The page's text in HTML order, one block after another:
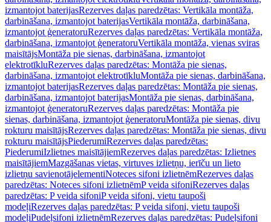
izmantojot baterijasRezerves daļas paredzētas: Vertikāla montāža,
darbināšana, izmantojot baterijasVertikāla montāža, darbināšana,
izmantojot ģeneratoruRezerves daļas paredzētas: Vertikāla montāža,
darbināšana, izmantojot ģeneratoruVertikāla montāža, vienas sviras
maisītājsMontāža pie sienas, darbināšana, izmantojot
elektrotīkluRezerves daļas paredzētas: Montāža pie sienas,
darbināšana, izmantojot elektrotīkluMontāža pie sienas, darbināšana,
izmantojot baterijasRezerves daļas paredzētas: Montāža pie sienas,
darbināšana, izmantojot baterijasMontāža pie sienas, darbināšana,
izmantojot ģeneratoruRezerves daļas paredzētas: Montāža pie
sienas, darbināšana, izmantojot ģeneratoruMontāža pie sienas, divu
rokturu maisītājsRezerves daļas paredzētas: Montāža pie sienas, divu
rokturu maisītājsPiederumiRezerves daļas paredzētas:
PiederumiIzlietnes maisītājiemRezerves daļas paredzētas: Izlietnes
maisītājiemMazgāšanas vietas, virtuves izlietņu, ierīču un lieto
izlietņu savienotājelementiNoteces sifoni izlietnēmRezerves daļas
paredzētas: Noteces sifoni izlietnēmP veida sifoniRezerves daļas
paredzētas: P veida sifoniP veida sifoni, vietu taupoši
modeļiRezerves daļas paredzētas: P veida sifoni, vietu taupoši
modeļiPudeļsifoni izlietnēmRezerves daļas paredzētas: Pudeļsifoni